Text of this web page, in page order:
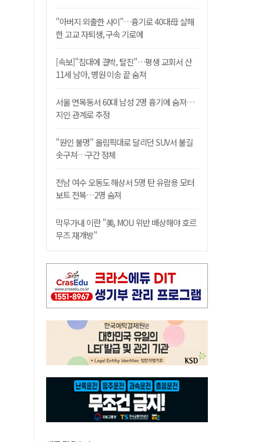
"아버지 외출한 사이"…흉기로 40대母 살해
한 고교 자퇴생, 구속 기로에
[속보]"침대에 결박, 탈진"…평생 교회서 산
11세 남아, 병원 이송 끝 숨져
서울 면목동서 60대 남성 2명 흉기에 숨져…
지인 관계로 추정
"원인 불명" 올림픽대로 달리던 SUV서 불길
솟구쳐…구간 정체
전남 여수 오동도 해상서 5명 탄 유람용 모터
보트 전복…2명 숨져
막무가내 이란 "美, MOU 위반 배상해야 호르
무즈 재개방"